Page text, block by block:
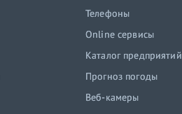
Телефоны
Online сервисы
Каталог предприятий
Прогноз погоды
Веб-камеры